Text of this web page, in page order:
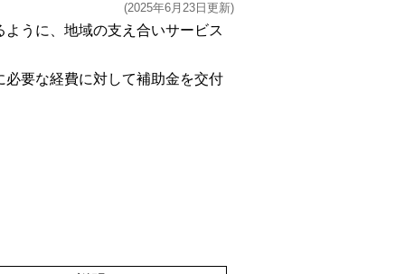
(2025年6月23日更新)
うに、地域の支え合いサービス
要な経費に対して補助金を交付